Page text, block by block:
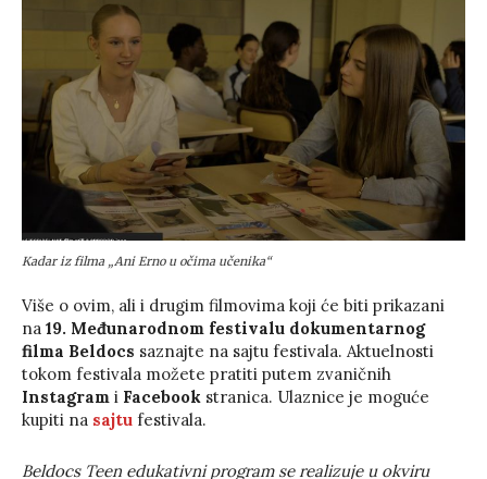
Kadar iz filma „Ani Erno u očima učenika“
Više o ovim, ali i drugim filmovima koji će biti prikazani
na 19. Međunarodnom festivalu dokumentarnog
filma Beldocs saznajte na sajtu festivala. Aktuelnosti
tokom festivala možete pratiti putem zvaničnih
Instagram i Facebook stranica. Ulaznice je moguće
kupiti na sajtu festivala.
Beldocs Teen edukativni program se realizuje u okviru